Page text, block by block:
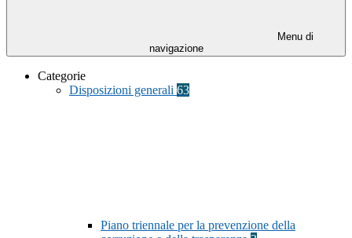
Menu di
navigazione
Categorie
Disposizioni generali 63
Piano triennale per la prevenzione della